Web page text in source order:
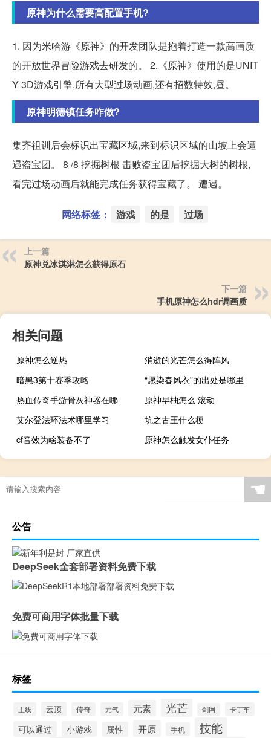
原神为什么需要高配置手机?
1. 因为米哈游《原神》的开发团队是抱着打造一款高画质
的开放世界冒险游戏去研发的。 2.《原神》使用的是UNIT
Y 3D游戏引擎,所有大型过场动画,还有招数特效,昼。
原神明德镇任务咋做?
集齐祖训后会标识出宝藏区域,来到标识区域的山坡上会遭
遇盗宝团。 8 /8 挖掘树根 击败盗宝团后挖掘大树的树根,
看完过场动画后就能完成任务获得宝藏了。 遭遇。
网络标签： 游戏 的是 过场
上一篇
原神兑冰淇淋怎么获得原石
下一篇
手机原神怎么hdr调画质
相关问题
原神怎么逆热
消逝的光芒怎么得阵风
暗黑3第十赛季攻略
“愿染春风衣”的出处是哪里
热血传奇手游骨灰神器在哪
原神早柚怎么 滚动
艾尔登法环法术哪里学习
坑之古王什么梗
cf音效为啥装备不了
原神怎么触发女仆任务
☚
公告
DeepSeek全套部署资料免费下载
免费可商用字体批量下载
标签
主线 云顶 传奇 元气 元素 光芒 剑网 卡丁车
可以通过 小游戏 属性 开原 手机 技能